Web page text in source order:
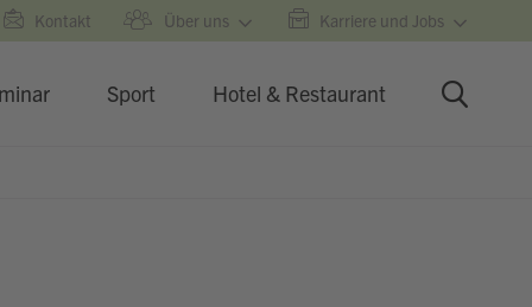
Kontakt Über uns Karriere und Jobs
Sport Hotel & Restaurant